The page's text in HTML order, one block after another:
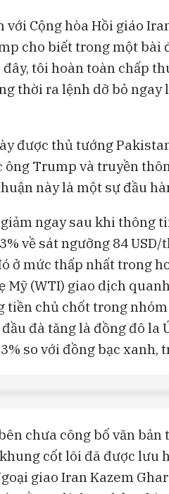
với Cộng hòa Hồi giáo
cho biết trong một bài
tôi hoàn toàn chấp
thời ra lệnh dỡ bỏ
được thủ tướng
ông Trump và truyền
này là một sự đầu
ngay sau khi thông
về sát ngưỡng 84
ở mức thấp nhất trong
Mỹ (WTI) giao dịch
tiền chủ chốt trong
đà tăng là đồng đô la
so với đồng bạc xanh,
chưa công bố văn
cốt lõi đã được lưu
giao Iran Kazem